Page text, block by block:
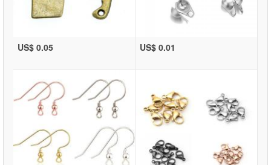
US$ 0.05 US$ 0.01